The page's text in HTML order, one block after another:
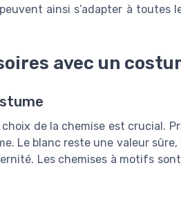
ainsi s’adapter à toutes
avec un
de la chemise est crucial.
Le blanc reste une valeur sûre,
Les chemises à motifs